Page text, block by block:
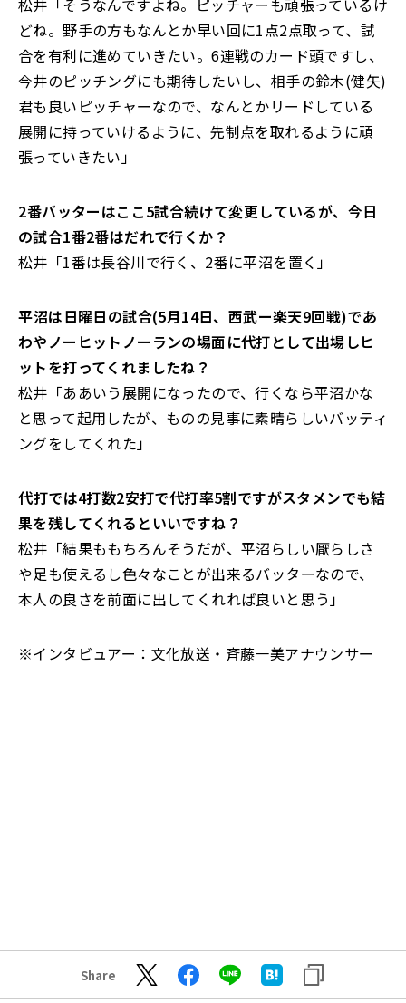
松井「そうなんですよね。ピッチャーも頑張っているけ
どね。野手の方もなんとか早い回に1点2点取って、試
合を有利に進めていきたい。6連戦のカード頭ですし、
今井のピッチングにも期待したいし、相手の鈴木(健矢)
君も良いピッチャーなので、なんとかリードしている
展開に持っていけるように、先制点を取れるように頑
張っていきたい」
――2番バッターはここ5試合続けて変更しているが、今日
の試合1番2番はだれで行くか？
松井「1番は長谷川で行く、2番に平沼を置く」
――平沼は日曜日の試合(5月14日、西武ー楽天9回戦)であ
わやノーヒットノーランの場面に代打として出場しヒ
ットを打ってくれましたね？
松井「ああいう展開になったので、行くなら平沼かな
と思って起用したが、ものの見事に素晴らしいバッティ
ングをしてくれた」
――代打では4打数2安打で代打率5割ですがスタメンでも結
果を残してくれるといいですね？
松井「結果ももちろんそうだが、平沼らしい厭らしさ
や足も使えるし色々なことが出来るバッターなので、
本人の良さを前面に出してくれれば良いと思う」
※インタビュアー：文化放送・斉藤一美アナウンサー
Share